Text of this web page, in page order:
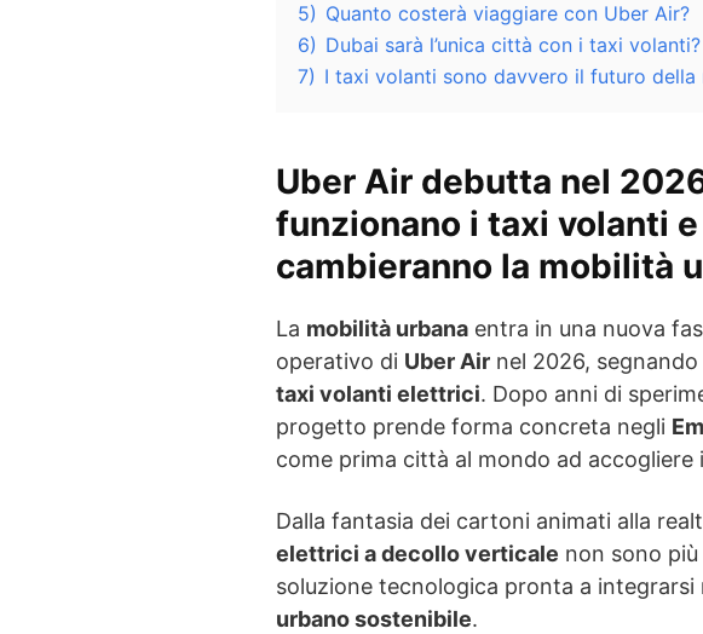
5) Quanto costerà viaggiare con Uber Air?
6) Dubai sarà l’unica città con i taxi volanti?
7) I taxi volanti sono davvero il futuro della
Uber Air debutta nel
funzionano i taxi volanti
cambieranno la mobilità
La mobilità urbana entra in una nuova
operativo di Uber Air nel 2026,
taxi volanti elettrici. Dopo anni di
progetto prende forma concreta negli
come prima città al mondo ad accogliere
Dalla fantasia dei cartoni animati alla
elettrici a decollo verticale non sono più
soluzione tecnologica pronta a integrarsi
urbano sostenibile.